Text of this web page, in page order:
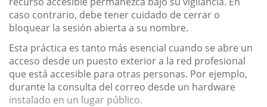
caso contrario, debe tener cuidado de cerrar o
bloquear la sesión abierta a su nombre.
Esta práctica es tanto más esencial cuando se abre un
acceso desde un puesto exterior a la red profesional
que está accesible para otras personas. Por ejemplo,
durante la consulta del correo desde un hardware
instalado en un lugar público.